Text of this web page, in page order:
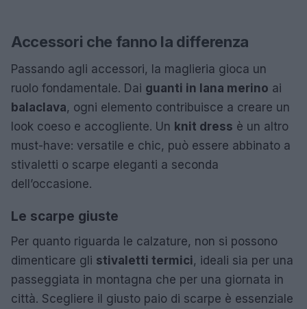
Accessori che fanno la differenza
Passando agli accessori, la maglieria gioca un
ruolo fondamentale. Dai guanti in lana merino ai
balaclava, ogni elemento contribuisce a creare un
look coeso e accogliente. Un knit dress è un altro
must-have: versatile e chic, può essere abbinato a
stivaletti o scarpe eleganti a seconda
dell’occasione.
Le scarpe giuste
Per quanto riguarda le calzature, non si possono
dimenticare gli stivaletti termici, ideali sia per una
passeggiata in montagna che per una giornata in
città. Scegliere il giusto paio di scarpe è essenziale